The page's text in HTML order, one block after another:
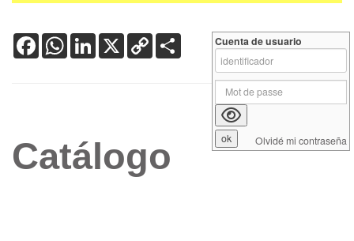
FacebookWhatsApp
LinkedIn
X Copy
Link
Catálogo
Cuenta de usuario
Olvidé mi contraseña